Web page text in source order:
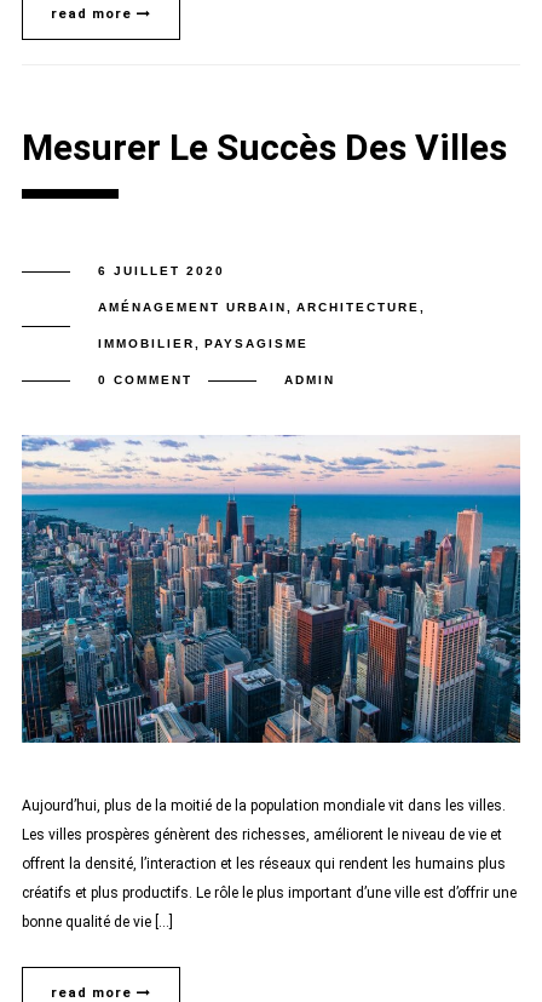
read more
Mesurer Le Succès Des Villes
6 JUILLET 2020
AMÉNAGEMENT URBAIN , ARCHITECTURE,
IMMOBILIER, PAYSAGISME
0 COMMENT ADMIN
Aujourd’hui, plus de la moitié de la population mondiale vit dans les villes.
Les villes prospères génèrent des richesses, améliorent le niveau de vie et
offrent la densité, l’interaction et les réseaux qui rendent les humains plus
créatifs et plus productifs. Le rôle le plus important d’une ville est d’offrir une
bonne qualité de vie […]
read more